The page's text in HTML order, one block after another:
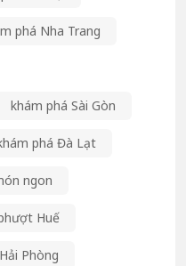
phá Nha Trang
khám phá Sài Gòn
phá Đà Lạt
ngon
Huế
Phòng